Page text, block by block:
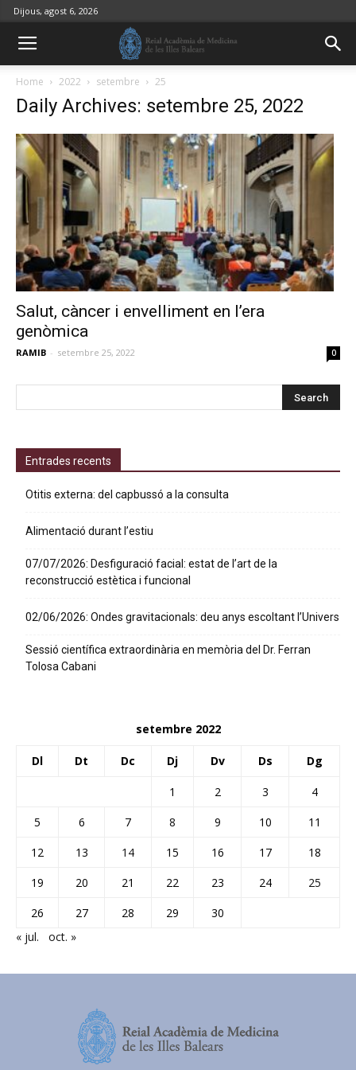
Dijous, agost 6, 2026
Home 2022 setembre 25
Daily Archives: setembre 25, 2022
Salut, càncer i envelliment en l’era
genòmica
RAMIB - setembre 25, 2022 0
Entrades recents
Otitis externa: del capbussó a la consulta
Alimentació durant l’estiu
07/07/2026: Desfiguració facial: estat de l’art de la
reconstrucció estètica i funcional
02/06/2026: Ondes gravitacionals: deu anys escoltant l’Univers
Sessió científica extraordinària en memòria del Dr. Ferran
Tolosa Cabani
setembre 2022
Dl Dt Dc Dj Dv Ds Dg
1 2 3
4
5
6 7 8 9 10
11
12
13 14 15 16 17
18
19
20 21 22 23 24
25
26
27 28 29
30
« jul.
oct. »